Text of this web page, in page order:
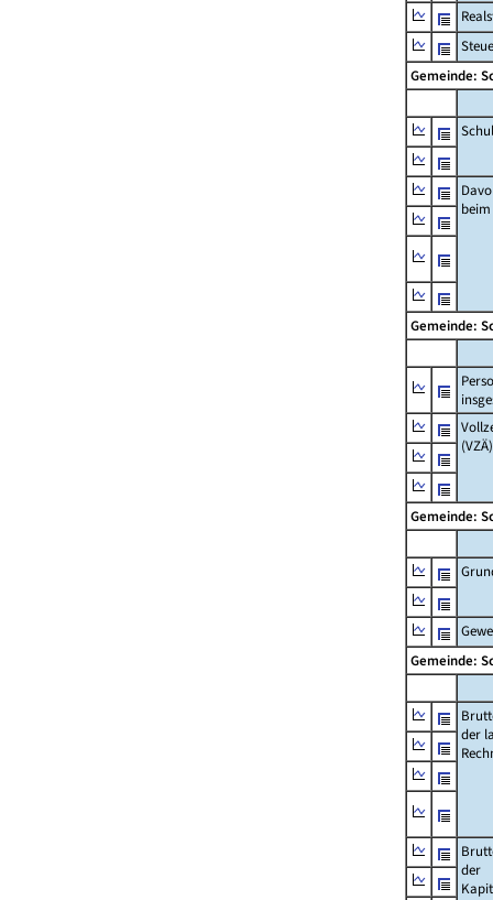
Gemeinde:
beim
Gemeinde:
(VZÄ)
Gemeinde:
Gemeinde:
der
der